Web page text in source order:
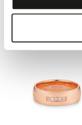
6090,00 zł